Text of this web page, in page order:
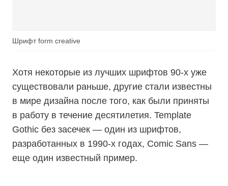
Шрифтform creative
Хотя некоторые из лучших шрифтов 90-х уже
существовали раньше, другие стали известны
в мире дизайна после того, как были приняты
в работу в течение десятилетия. Template
Gothic без засечек — один из шрифтов,
разработанных в 1990-х годах, Comic Sans —
еще один известный пример.